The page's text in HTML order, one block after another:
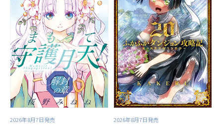
2026年8月7日発売 2026年8月7日発売